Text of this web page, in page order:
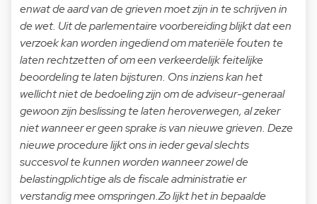
enwat de aard van de grieven moet zijn in te schrijven in
de wet. Uit de parlementaire voorbereiding blijkt dat een
verzoek kan worden ingediend om materiële fouten te
laten rechtzetten of om een verkeerdelijk feitelijke
beoordeling te laten bijsturen. Ons inziens kan het
wellicht niet de bedoeling zijn om de adviseur-generaal
gewoon zijn beslissing te laten heroverwegen, al zeker
niet wanneer er geen sprake is van nieuwe grieven. Deze
nieuwe procedure lijkt ons in ieder geval slechts
succesvol te kunnen worden wanneer zowel de
belastingplichtige als de fiscale administratie er
verstandig mee omspringen.Zo lijkt het in bepaalde